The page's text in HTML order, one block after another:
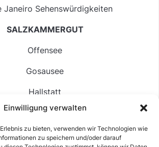
Einwilligung verwalten
zu bieten, verwenden wir Technologien wie
zu speichern und/oder darauf
Janeiro Sehenswürdigkeiten
SALZKAMMERGUT
Offensee
Gosausee
Hallstatt
Langbathsee
Altausseer See